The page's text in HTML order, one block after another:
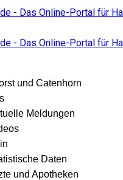
und Catenhorn
Meldungen
Daten
und Apotheken